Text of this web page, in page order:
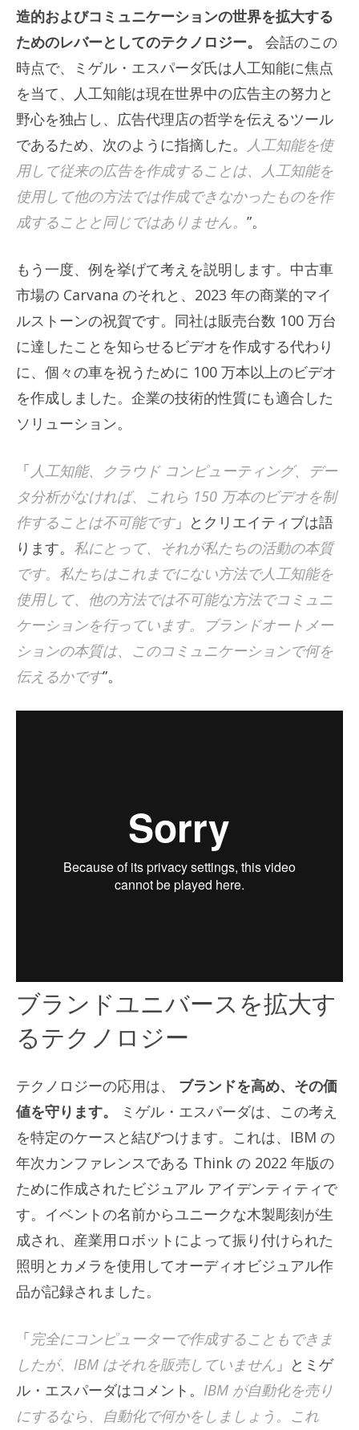
造的およびコミュニケーションの世界を拡大する
ためのレバーとしてのテクノロジー。
会話のこの
時点で、ミゲル・エスパーダ氏は人工知能に焦点
を当て、人工知能は現在世界中の広告主の努力と
野心を独占し、広告代理店の哲学を伝えるツール
であるため、次のように指摘した。
人工知能を使
用して従来の広告を作成することは、人工知能を
使用して他の方法では作成できなかったものを作
成することと同じではありません。 ”。
もう一度、例を挙げて考えを説明します。中古車
市場の Carvana のそれと、2023 年の商業的マイ
ルストーンの祝賀です。同社は販売台数 100 万台
に達したことを知らせるビデオを作成する代わり
に、個々の車を祝うために 100 万本以上のビデオ
を作成しました。企業の技術的性質にも適合した
ソリューション。
「 人工知能、クラウド コンピューティング、デー
タ分析がなければ、これら 150 万本のビデオを制
作することは不可能です」とクリエイティブは語
ります。 私にとって、それが私たちの活動の本質
です。私たちはこれまでにない方法で人工知能を
使用して、他の方法では不可能な方法でコミュニ
ケーションを行っています。ブランドオートメー
ションの本質は、このコミュニケーションで何を
伝えるかです”。
ブランドユニバースを拡大す
るテクノロジー
テクノロジーの応用は、
ブランドを高め、その価
値を守ります。
ミゲル・エスパーダは、この考え
を特定のケースと結びつけます。これは、IBM の
年次カンファレンスである Think の 2022 年版の
ために作成されたビジュアル アイデンティティで
す。イベントの名前からユニークな木製彫刻が生
成され、産業用ロボットによって振り付けられた
照明とカメラを使用してオーディオビジュアル作
品が記録されました。
「完全にコンピューターで作成することもできま
したが、IBM はそれを販売していません 」とミゲ
ル・エスパーダはコメント。 IBM が自動化を売り
にするなら、自動化で何かをしましょう。これ